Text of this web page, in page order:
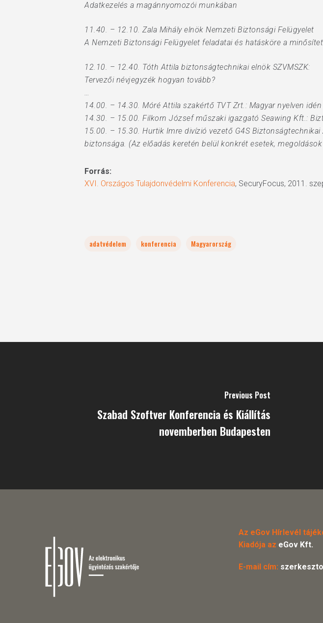
Adatkezelés a magánnyomozói munkában
11.40. – 12.10. Zala Mihály elnök Nemzeti Biztonsági Felügyelet
A Nemzeti Biztonsági Felügyelet feladatai és hatásköre a
12.10. – 12.40. Tóth Attila biztonságtechnikai elnök SZVMSZK:
Tervezői névjegyzék hogyan tovább?
…
14.00. – 14.30. Móré Attila szakértő TVT Zrt.: Magyar nyelven
14.30. – 15.00. Filkorn József műszaki igazgató Seawing Kft.:
15.00. – 15.30. Hurtik Imre divízió vezető G4S
biztonsága. (Az előadás keretén belül konkrét esetek,
Forrás:
XVI. Országos Tulajdonvédelmi Konferencia, SecuryFocus, 2011.
adatvédelem konferencia Magyarország
Previous Post
Szabad Szoftver Konferencia és Kiállítás
novemberben Budapesten
Az eGov Hírlevél
Kiadója az eGov Kft.
E-mail cím: